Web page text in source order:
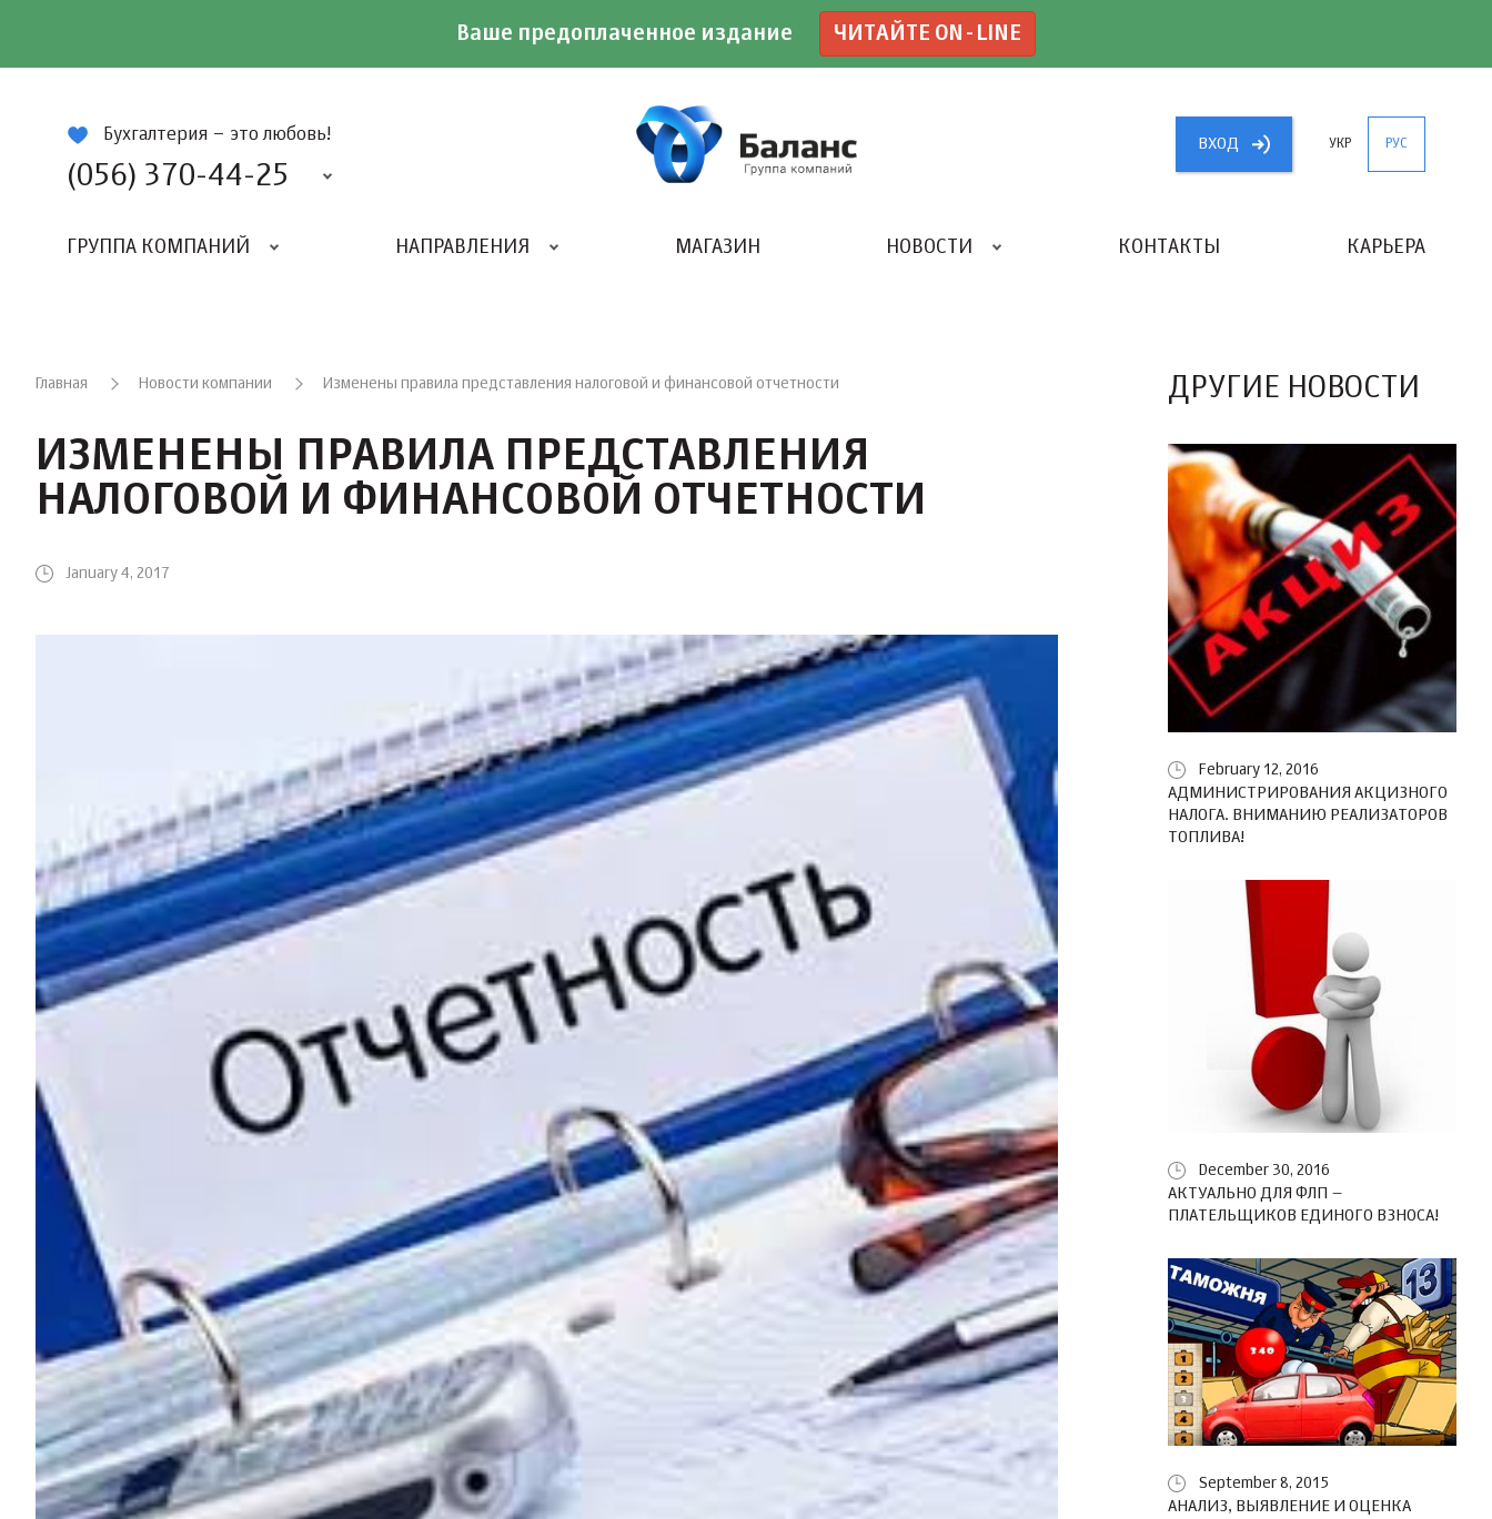
Ваше предоплаченное издание ЧИТАЙТЕ ON-LINE
Бухгалтерия – это любовь!
(056) 370-44-25
ВХОД УКР РУС
ГРУППА КОМПАНИЙ НАПРАВЛЕНИЯ МАГАЗИН НОВОСТИ КОНТАКТЫ КАРЬЕРА
Главная Новости компании Изменены правила представления налоговой и финансовой отчетности
ИЗМЕНЕНЫ ПРАВИЛА ПРЕДСТАВЛЕНИЯ
НАЛОГОВОЙ И ФИНАНСОВОЙ ОТЧЕТНОСТИ
January 4, 2017
ДРУГИЕ НОВОСТИ
February 12, 2016
АДМИНИСТРИРОВАНИЯ АКЦИЗНОГО
НАЛОГА. ВНИМАНИЮ РЕАЛИЗАТОРОВ
ТОПЛИВА!
December 30, 2016
АКТУАЛЬНО ДЛЯ ФЛП –
ПЛАТЕЛЬЩИКОВ ЕДИНОГО ВЗНОСА!
September 8, 2015
АНАЛИЗ, ВЫЯВЛЕНИЕ И ОЦЕНКА